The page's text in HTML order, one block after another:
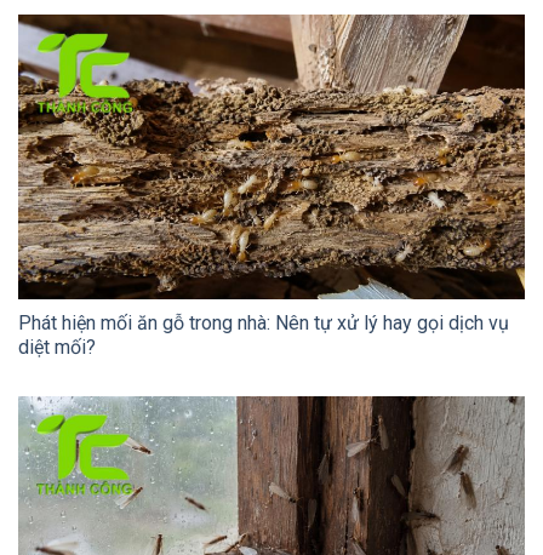
Phát hiện mối ăn gỗ trong nhà: Nên tự xử lý hay gọi dịch vụ
diệt mối?